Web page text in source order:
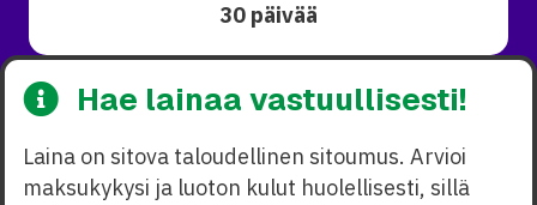
30 päivää
Hae lainaa vastuullisesti!
Laina on sitova taloudellinen sitoumus. Arvioi
maksukykysi ja luoton kulut huolellisesti, sillä